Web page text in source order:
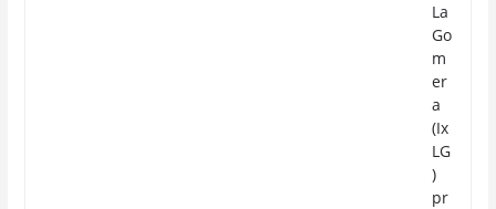
La
Go
m
er
a
(Ix
LG
)
pr